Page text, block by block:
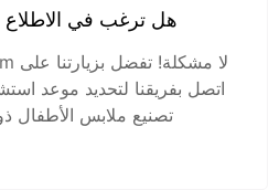
هل ترغب في الاطلاع
اتصل بفريقنا لتحديد موعد
تصنيع ملابس الأطفال